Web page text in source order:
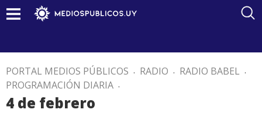
PORTAL MEDIOS PÚBLICOS . RADIO . RADIO BABEL .
PROGRAMACIÓN DIARIA .
4 de febrero